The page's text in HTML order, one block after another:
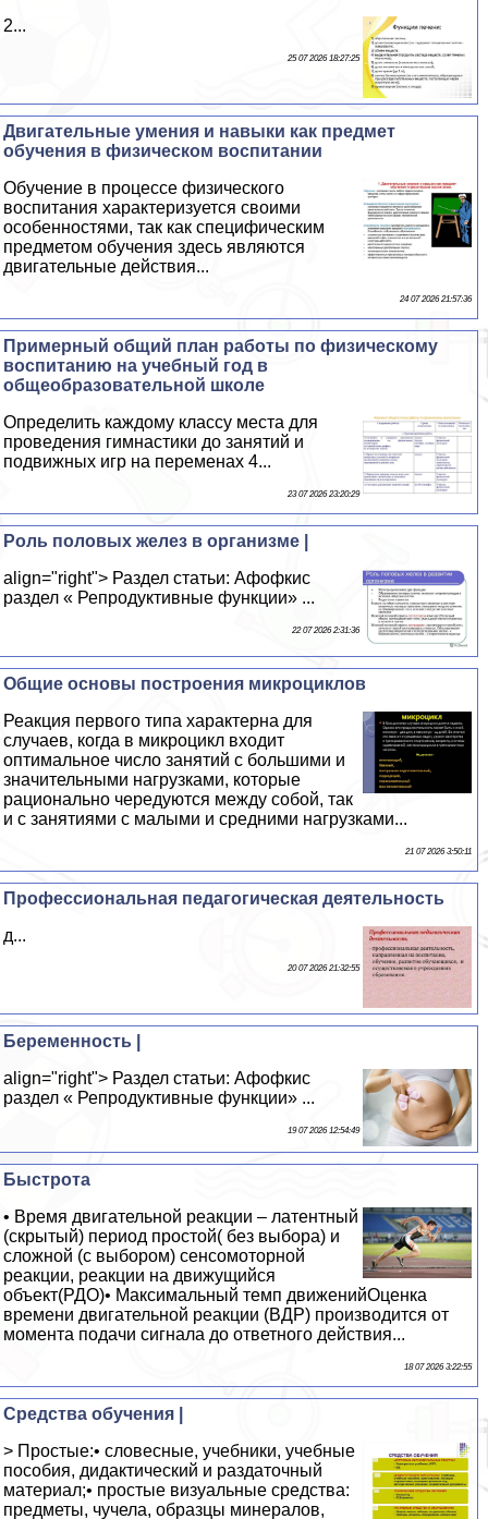
2...
25 07 2026 18:27:25
Двигательные умения и навыки как предмет
обучения в физическом воспитании
Обучение в процессе физического
воспитания хаpaктеризуется своими
особенностями, так как специфическим
предметом обучения здесь являются
двигательные действия...
24 07 2026 21:57:36
Примерный общий план работы по физическому
воспитанию на учебный год в
общеобразовательной школе
Определить каждому классу места для
проведения гимнастики до занятий и
подвижных игр на переменах 4...
23 07 2026 23:20:29
Роль половых желез в организме |
align="right"> Раздел статьи: Афофкис
раздел « Репродуктивные функции» ...
22 07 2026 2:31:36
Общие основы построения микроциклов
Реакция первого типа хаpaктерна для
случаев, когда в микроцикл входит
оптимальное число занятий с большими и
значительными нагрузками, которые
рационально чередуются между собой, так
и с занятиями с малыми и средними нагрузками...
21 07 2026 3:50:11
Профессиональная педагогическая деятельность
д...
20 07 2026 21:32:55
Беременность |
align="right"> Раздел статьи: Афофкис
раздел « Репродуктивные функции» ...
19 07 2026 12:54:49
Быстрота
• Время двигательной реакции – латентный
(скрытый) период простой( без выбора) и
сложной (с выбором) сенсомоторной
реакции, реакции на движущийся
объект(РДО)• Максимальный темп движенийОценка
времени двигательной реакции (ВДР) производится от
момента подачи сигнала до ответного действия...
18 07 2026 3:22:55
Средства обучения |
> Простые:• словесные, учебники, учебные
пособия, дидактический и раздаточный
материал;• простые визуальные средства:
предметы, чучела, образцы минералов,